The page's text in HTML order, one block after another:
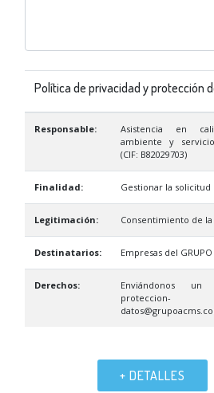
Política de privacidad y protección
Responsable:
Asistencia en
ambiente y
(CIF: B82029703)
Finalidad: Gestionar la solicitud
Legitimación: Consentimiento de
Destinatarios: Empresas del GRUPO
Derechos:
Enviándonos
proteccion-
+ DETALLES